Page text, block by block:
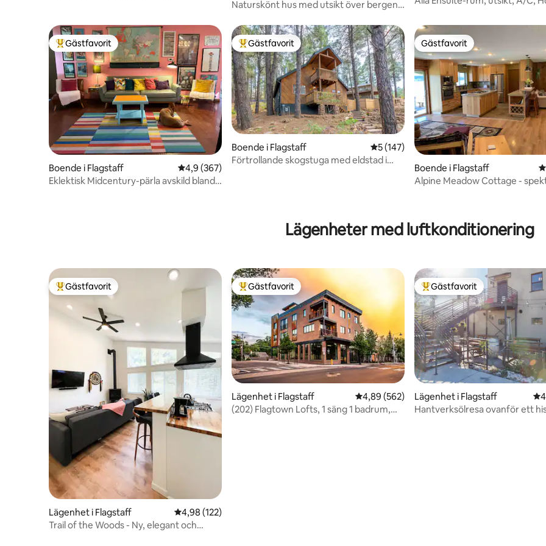
Naturskönt hus med utsikt över bergen
Populär gästfavorit
Gästfavorit
Boende i Flagstaff 4,9 av 5 i genomsnittligt betyg, 367 omdömen
4,9 (367)
Eklektisk Midcentury-pärla avskild bland
Populär gästfavorit
Gästfavorit
Boende i Flagstaff 5 av 5 i genomsnittligt betyg, 147
5 (147)
Förtrollande skogstuga med eldstad i
Gästfavorit
Gästfavorit
Boende i Flagstaff
Alpine Meadow Cottage -
Lägenheter med luftkonditionering
Populär gästfavorit
Gästfavorit
Lägenhet i Flagstaff 4,98 av 5 i genomsnittligt betyg, 122 omdömen
4,98 (122)
Trail of the Woods - Ny, elegant och
Populär gästfavorit
Gästfavorit
Lägenhet i Flagstaff 4,89 av 5 i genomsnittligt betyg, 562
4,89 (562)
(202) Flagtown Lofts, 1 säng 1 badrum,
Populär gästfavorit
Gästfavorit
Lägenhet i Flagstaff
Hantverksölresa ovanför ett